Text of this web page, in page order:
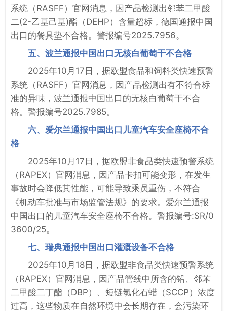
系统（RASFF）官网消息，因产品检测出邻苯二甲酸
二(2-乙基己基)酯（DEHP）含量超标，德国通报中国
出口的餐具垫不合格。警报编号2025.7956。
五、波兰通报中国出口无核白葡萄干不合格
2025年10月17日，据欧盟食品和饲料类快速预警
系统（RASFF）官网消息，因产品检测出有不符合标
准的异味，波兰通报中国出口的无核白葡萄干不合
格。警报编号2025.7985。
六、爱尔兰通报中国出口儿童汽车安全座椅不合
格
2025年10月17日，据欧盟非食品类快速预警系统
（RAPEX）官网消息，因产品卡扣可能变形，在发生
事故时会降低其性能，可能导致乘员重伤，不符合
《机动车批准与市场监管法规》的要求。爱尔兰通报
中国出口的儿童汽车安全座椅不合格。警报编号:SR/0
3600/25。
七、瑞典通报中国出口灌溉设备不合格
2025年10月18日，据欧盟非食品类快速预警系统
（RAPEX）官网消息，因产品管线中所含的铅、邻苯
二甲酸二丁酯（DBP）、短链氯化石蜡（SCCP）浓度
过高，这些物质在自然环境中会长期存在，会污染环